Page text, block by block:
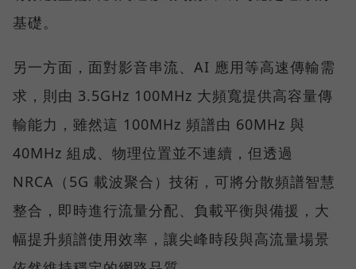
基礎。
另一方面，面對影音串流、AI 應用等高速傳輸需
求，則由 3.5GHz 100MHz 大頻寬提供高容量傳
輸能力，雖然這 100MHz 頻譜由 60MHz 與
40MHz 組成、物理位置並不連續，但透過
NRCA（5G 載波聚合）技術，可將分散頻譜智慧
整合，即時進行流量分配、負載平衡與備援，大
幅提升頻譜使用效率，讓尖峰時段與高流量場景